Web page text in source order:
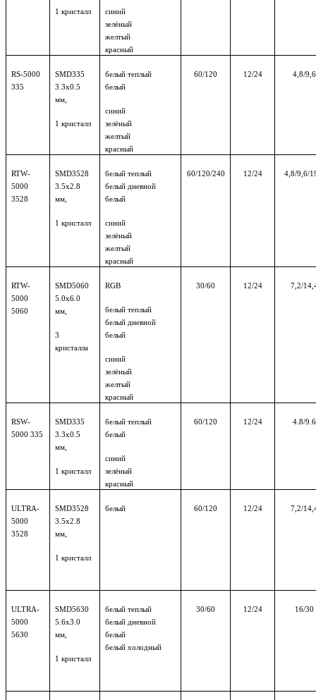
1 кристалл
синий
зелёный
желтый
красный
RS-5000
335
SMD335
3.3х0.5
мм,
1 кристалл
белый теплый
белый
синий
зелёный
желтый
красный
60/120 12/24 4,8/9,6
RTW-
5000
3528
SMD3528
3.5х2.8
мм,
1 кристалл
белый теплый
белый дневной
белый
синий
зелёный
желтый
красный
60/120/240 12/24 4,8/9,6/
RTW-
5000
5060
SMD5060
5.0х6.0
мм,
3
кристалла
RGB
белый теплый
белый дневной
белый
синий
зелёный
желтый
красный
30/60 12/24 7,2/
RSW-
5000 335
SMD335
3.3х0.5
мм,
1 кристалл
белый теплый
белый
синий
зелёный
красный
60/120 12/24 4.8/9.6
ULTRA-
5000
3528
SMD3528
3.5х2.8
мм,
1 кристалл
белый 60/120 12/24 7,2/
ULTRA-
5000
5630
SMD5630
5.6х3.0
мм,
1 кристалл
белый теплый
белый дневной
белый
белый холодный
30/60 12/24 16/30